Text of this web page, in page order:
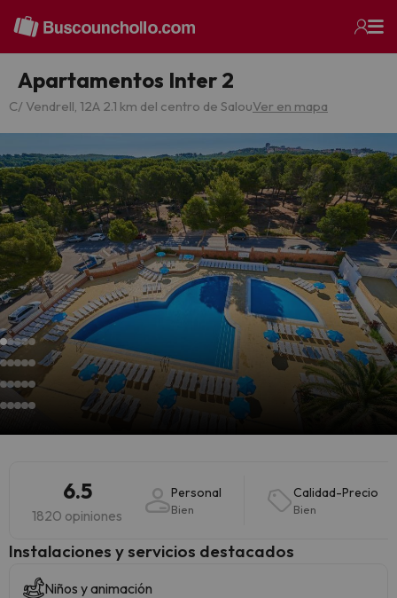
Apartamentos Inter 2
C/ Vendrell, 12A 2.1 km del centro de SalouVer en mapa
6.5
1820 opiniones
Personal
Bien
Calidad-Precio
Bien
Instalaciones y servicios destacados
Niños y animación